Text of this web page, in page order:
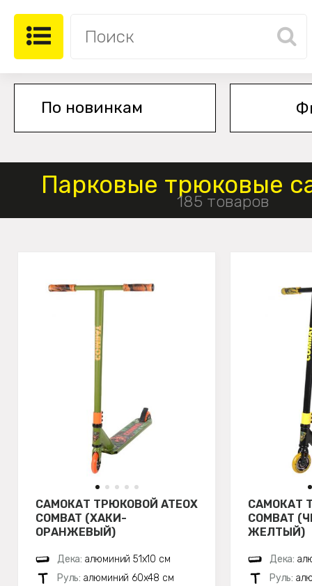
Парковые трюковые
185 товаров
САМОКАТ ТРЮКОВОЙ ATEOX
COMBAT (ХАКИ-
ОРАНЖЕВЫЙ)
Дека: алюминий 51х10 см
Руль: алюминий 60х48 см
САМОКАТ
COMBAT
ЖЕЛТЫЙ)
Дека:
Руль: